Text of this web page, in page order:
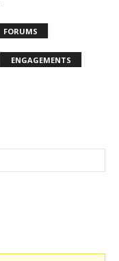
FORUMS
ENGAGEMENTS